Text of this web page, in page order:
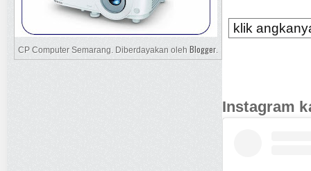
klik
Instagram
CP Computer Semarang. Diberdayakan oleh Blogger.